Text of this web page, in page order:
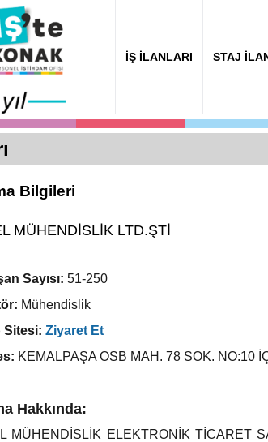
İŞ İLANLARI STAJ
Bilgileri
MÜHENDİSLİK LTD.ŞTİ
Sayısı: 51-250
Mühendislik
Sitesi: Ziyaret Et
KEMALPAŞA OSB MAH. 78 SOK. NO:10
Hakkında:
MÜHENDİSLİK ELEKTRONİK TİCARET